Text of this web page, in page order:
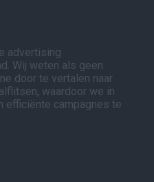
advertising
Wij weten als geen
door te vertalen naar
waardoor we in
efficiënte campagnes te